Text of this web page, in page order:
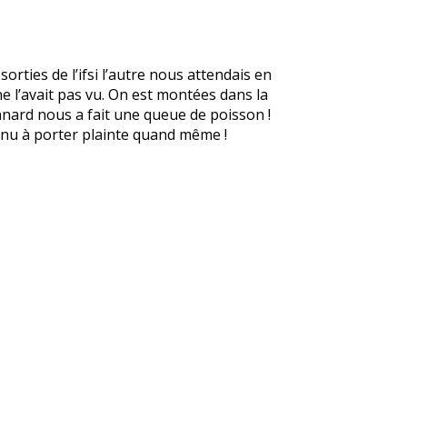
de l’ifsi l’autre nous attendais en
pas vu. On est montées dans la
nous a fait une queue de poisson !
à porter plainte quand même !